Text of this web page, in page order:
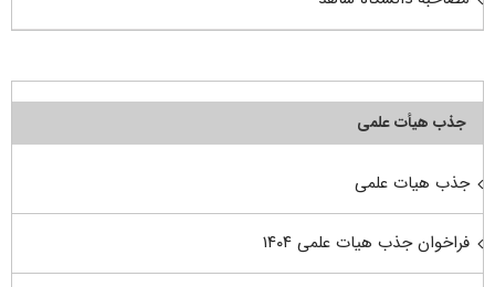
جذب هیأت علمی
جذب هیات علمی
فراخوان جذب هیات علمی ۱۴۰۴